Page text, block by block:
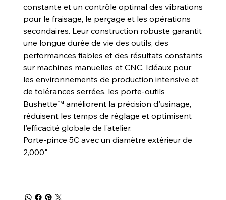
constante et un contrôle optimal des vibrations
pour le fraisage, le perçage et les opérations
secondaires. Leur construction robuste garantit
une longue durée de vie des outils, des
performances fiables et des résultats constants
sur machines manuelles et CNC. Idéaux pour
les environnements de production intensive et
de tolérances serrées, les porte-outils
Bushette™ améliorent la précision d'usinage,
réduisent les temps de réglage et optimisent
l'efficacité globale de l'atelier.
Porte-pince 5C avec un diamètre extérieur de
2,000"